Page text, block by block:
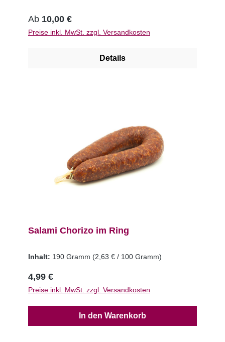
Ab 10,00 €
Preise inkl. MwSt. zzgl. Versandkosten
Details
Salami Chorizo im Ring
Inhalt: 190 Gramm (2,63 € / 100 Gramm)
4,99 €
Preise inkl. MwSt. zzgl. Versandkosten
In den Warenkorb